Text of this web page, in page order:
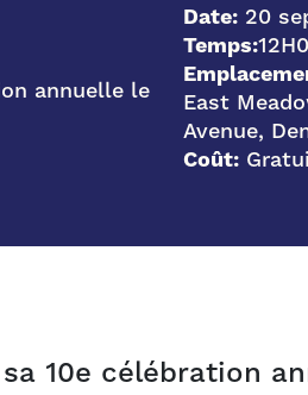
annuelle le
Date:20
Temps:
East
Avenue,
Coût:
10e célébration